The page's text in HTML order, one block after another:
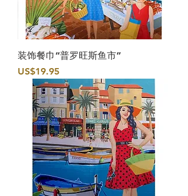
装饰餐巾“普罗旺斯鱼市”
價格
US$19.95